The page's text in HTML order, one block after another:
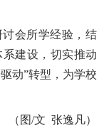
会所学经验，结
建设，切实推动
动”转型，为学校
（图/文 张逸凡）